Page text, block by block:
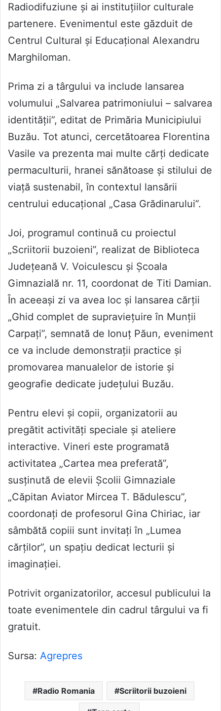
Radiodifuziune și ai instituțiilor culturale
partenere. Evenimentul este găzduit de
Centrul Cultural și Educațional Alexandru
Marghiloman.
Prima zi a târgului va include lansarea
volumului „Salvarea patrimoniului – salvarea
identității”, editat de Primăria Municipiului
Buzău. Tot atunci, cercetătoarea Florentina
Vasile va prezenta mai multe cărți dedicate
permaculturii, hranei sănătoase și stilului de
viață sustenabil, în contextul lansării
centrului educațional „Casa Grădinarului”.
Joi, programul continuă cu proiectul
„Scriitorii buzoieni”, realizat de Biblioteca
Județeană V. Voiculescu și Școala
Gimnazială nr. 11, coordonat de Titi Damian.
În aceeași zi va avea loc și lansarea cărții
„Ghid complet de supraviețuire în Munții
Carpați”, semnată de Ionuț Păun, eveniment
ce va include demonstrații practice și
promovarea manualelor de istorie și
geografie dedicate județului Buzău.
Pentru elevi și copii, organizatorii au
pregătit activități speciale și ateliere
interactive. Vineri este programată
activitatea „Cartea mea preferată”,
susținută de elevii Școlii Gimnaziale
„Căpitan Aviator Mircea T. Bădulescu”,
coordonați de profesorul Gina Chiriac, iar
sâmbătă copiii sunt invitați în „Lumea
cărților”, un spațiu dedicat lecturii și
imaginației.
Potrivit organizatorilor, accesul publicului la
toate evenimentele din cadrul târgului va fi
gratuit.
Sursa: Agrepres
Radio Romania Scriitorii buzoieni